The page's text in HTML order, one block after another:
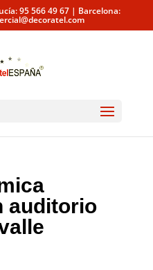
95 566 49 67 | Barcelona:
auditorio